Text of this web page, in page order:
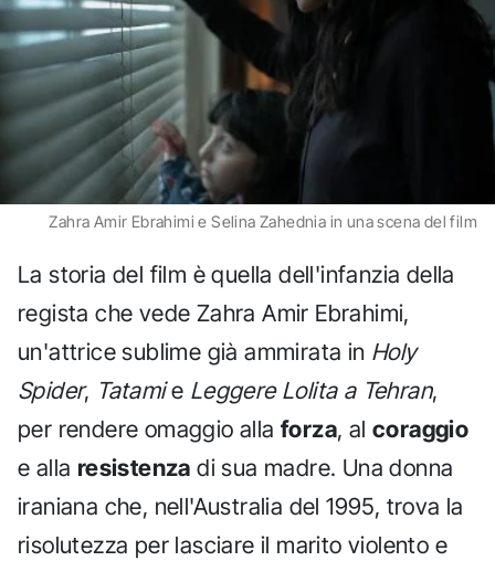
Zahra Amir Ebrahimi e Selina Zahednia in una scena del film
La storia del film è quella dell'infanzia della
regista che vede Zahra Amir Ebrahimi,
un'attrice sublime già ammirata in Holy
Spider, Tatamie Leggere Lolita a Tehran,
per rendere omaggio alla forza, al coraggio
e alla resistenza di sua madre. Una donna
iraniana che, nell'Australia del 1995, trova la
risolutezza per lasciare il marito violento e